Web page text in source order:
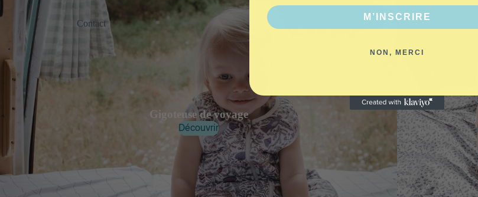
Contact
Gigoteuse de voyage
Découvrir
M’INSCRIRE
NON, MERCI